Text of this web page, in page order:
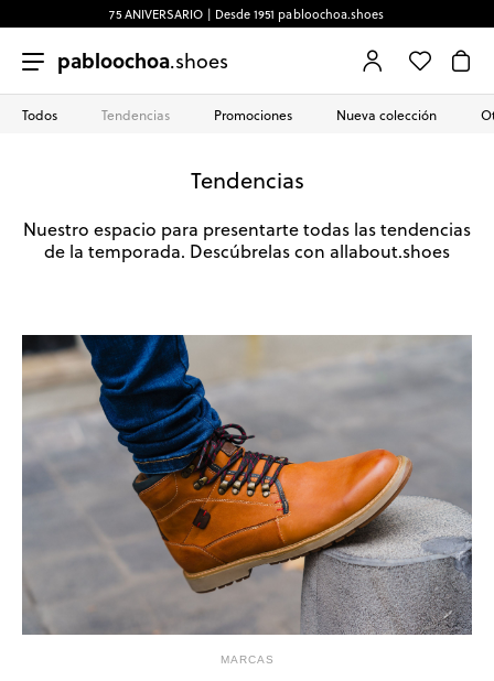
75 ANIVERSARIO | Desde 1951 pabloochoa.shoes
pabloochoa.shoes
Todos Tendencias Promociones Nueva colección
Tendencias
Nuestro espacio para presentarte todas las tendencias
de la temporada. Descúbrelas con allabout.shoes
MARCAS